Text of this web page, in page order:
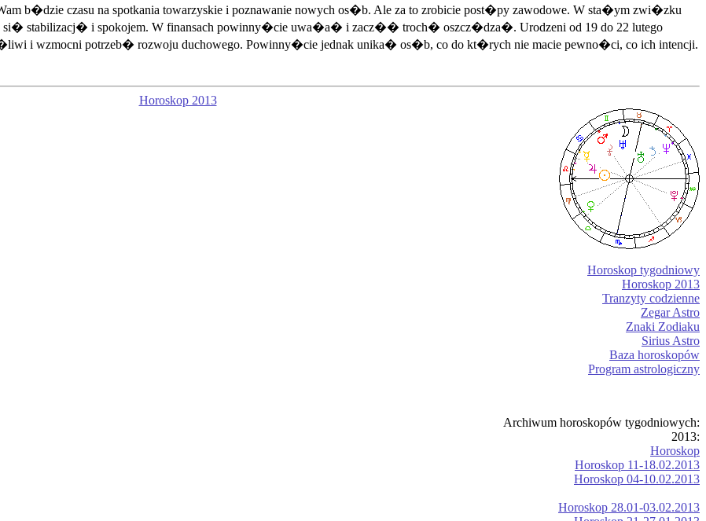
b�dzie czasu na spotkania towarzyskie i poznawanie nowych os�b. Ale za to zrobicie post�py zawodowe. W sta�ym zwi�zku
stabilizacj� i spokojem. W finansach powinny�cie uwa�a� i zacz�� troch� oszcz�dza�. Urodzeni od 19 do 22 lutego
i wzmocni potrzeb� rozwoju duchowego. Powinny�cie jednak unika� os�b, co do kt�rych nie macie pewno�ci, co ich intencji.
Horoskop 2013
Horoskop tygodniowy
Horoskop 2013
Tranzyty codzienne
Zegar Astro
Znaki Zodiaku
Sirius Astro
Baza horoskopów
Program astrologiczny
Archiwum horoskopów tygodniowych:
2013:
Horoskop
Horoskop 11-18.02.2013
Horoskop 04-10.02.2013
Horoskop 28.01-03.02.2013